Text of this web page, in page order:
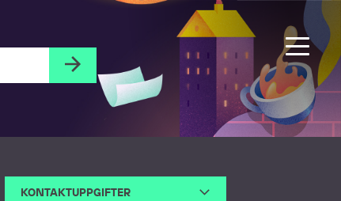
KONTAKTUPPGIFTER